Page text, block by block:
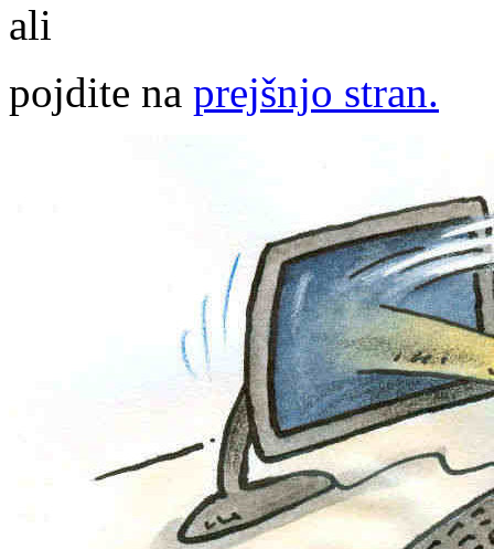
ali
pojdite na prejšnjo stran.